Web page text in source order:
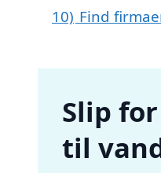
10) Find
Slip
til